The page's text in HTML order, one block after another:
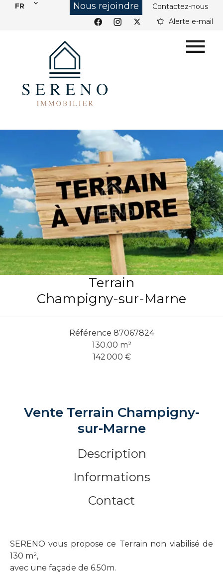
FR Nous rejoindre
Contactez-nous
Alerte e-mail
Terrain
Champigny-sur-Marne
Référence 87067824
130.00 m²
142 000 €
Vente Terrain Champigny-
sur-Marne
Description
Informations
Contact
SERENO vous propose ce Terrain non viabilisé de
130 m²,
avec une façade de 6.50m.